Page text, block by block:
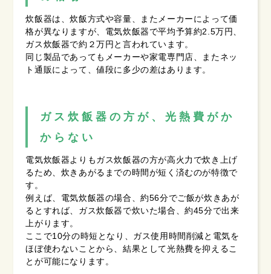
炊飯器は、炊飯方式や容量、またメーカーによって価
格が異なりますが、電気炊飯器で平均予算約2.5万円、
ガス炊飯器で約２万円と言われています。
同じ製品であってもメーカーや家電専門店、またネッ
ト通販によって、値段に多少の差はあります。
ガス炊飯器の方が、光熱費がか
からない
電気炊飯器よりもガス炊飯器の方が高火力で炊き上げ
るため、炊きあがるまでの時間が短く済むのが特徴で
す。
例えば、電気炊飯器の場合、約56分でご飯が炊きあが
るとすれば、ガス炊飯器で炊いた場合、約45分で出来
上がります。
ここで10分の時短となり、ガス使用時間削減と電気を
ほぼ使わないことから、結果として光熱費を抑えるこ
とが可能になります。